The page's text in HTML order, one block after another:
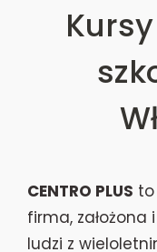
CENTRO PLUS
firma, założona
ludzi z